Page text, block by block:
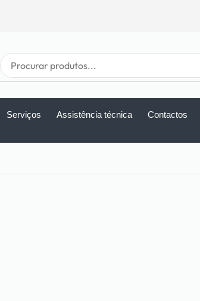
Serviços Assistência técnica Contactos